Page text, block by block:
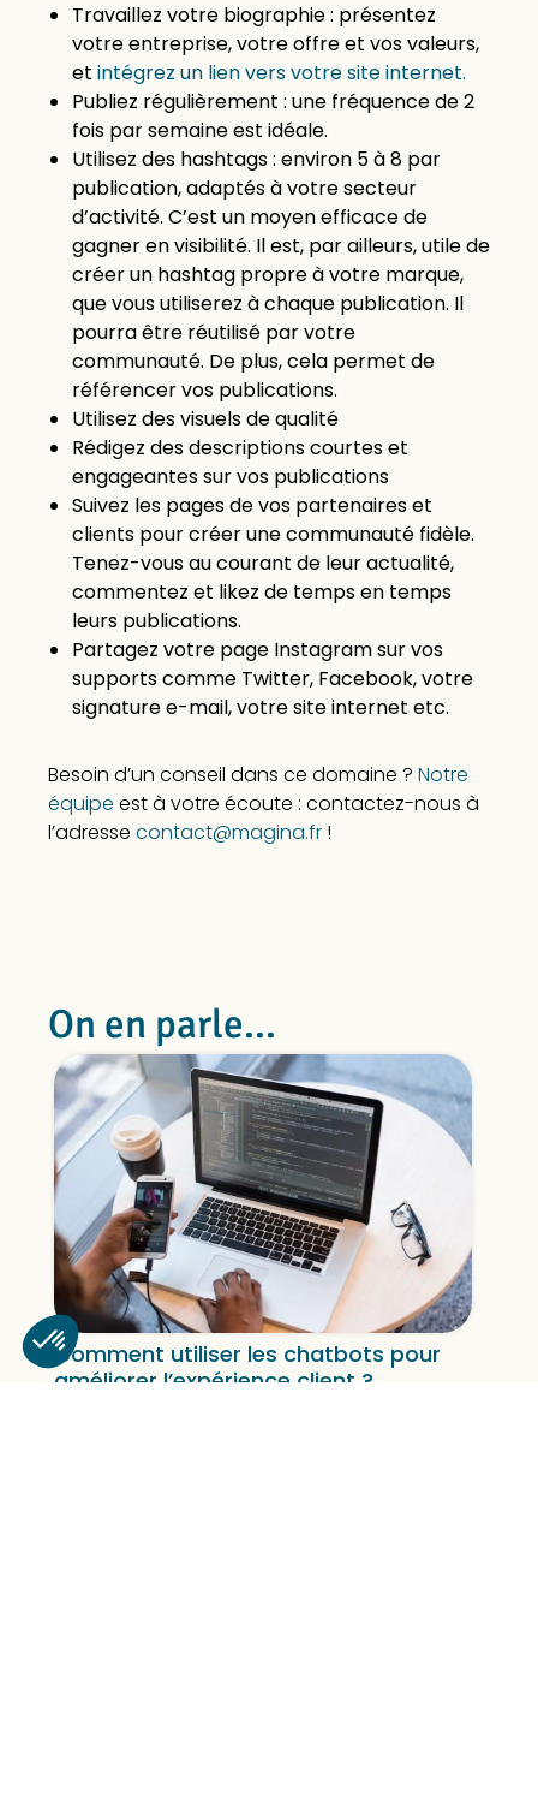
Travaillez votre biographie : présentez
votre entreprise, votre offre et vos valeurs,
et intégrez un lien vers votre site internet.
Publiez régulièrement : une fréquence de 2
fois par semaine est idéale.
Utilisez des hashtags : environ 5 à 8 par
publication, adaptés à votre secteur
d’activité. C’est un moyen efficace de
gagner en visibilité. Il est, par ailleurs, utile de
créer un hashtag propre à votre marque,
que vous utiliserez à chaque publication. Il
pourra être réutilisé par votre
communauté. De plus, cela permet de
référencer vos publications.
Utilisez des visuels de qualité
Rédigez des descriptions courtes et
engageantes sur vos publications
Suivez les pages de vos partenaires et
clients pour créer une communauté fidèle.
Tenez-vous au courant de leur actualité,
commentez et likez de temps en temps
leurs publications.
Partagez votre page Instagram sur vos
supports comme Twitter, Facebook, votre
signature e-mail, votre site internet etc.
Besoin d’un conseil dans ce domaine ? Notre
équipe est à votre écoute : contactez-nous à
l’adresse contact@magina.fr!
On en parle...
Comment utiliser les chatbots pour
améliorer l’expérience client ?